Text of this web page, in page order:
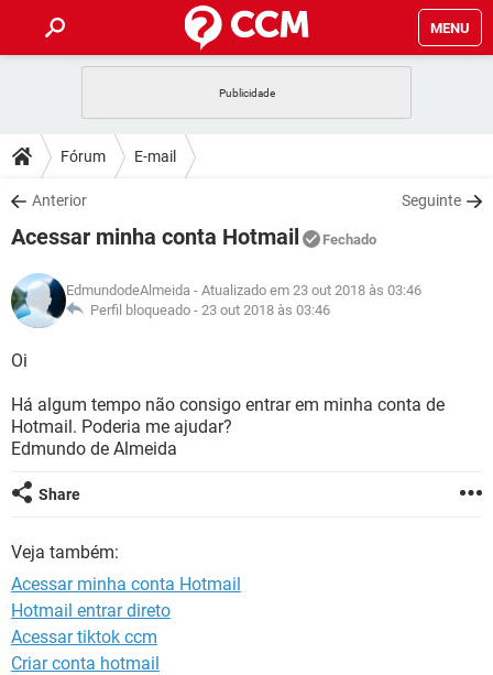
MENU
CELULAR
OUTLOOK
INSTAGRAM GMAIL
GUIA DE COMPRAS
DICAS
JOGOS
INSTAGRAM GMAIL
GUIA DE COMPRAS
DOWNLOADS
JOGOS WHATSAPP
CELULAR
OUTLOOK EXCEL
INSTAGRAM
JOGOS WHATSAPP
CELULAR
OUTLOOK
INSTAGRAM GMAIL
GUIA DE COMPRAS
GLOSSÁRIO
JOGOS
OUTLOOK
GUIA DE COMPRAS
Fórum E-mail
Anterior Seguinte
Acessar minha conta Hotmail Fechado
EdmundodeAlmeida - Atualizado em 23 out 2018 às 03:46
Perfil bloqueado - 23 out 2018 às 03:46
Oi
Há algum tempo não consigo entrar em minha conta de
Hotmail. Poderia me ajudar?
Edmundo de Almeida
Share
Veja também:
Acessar minha conta Hotmail
Hotmail entrar direto
Acessar tiktok ccm
Criar conta hotmail